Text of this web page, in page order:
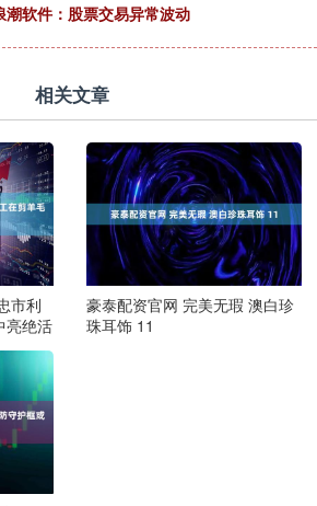
潮软件：股票交易异常波动
相关文章
市利
亮绝活
豪泰配资官网 完美无瑕 澳白珍
珠耳饰 11